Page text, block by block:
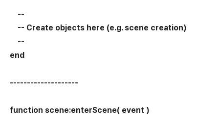
--
-- Create objects here (e.g. scene creation)
--
end
--------------------
function scene:enterScene( event )